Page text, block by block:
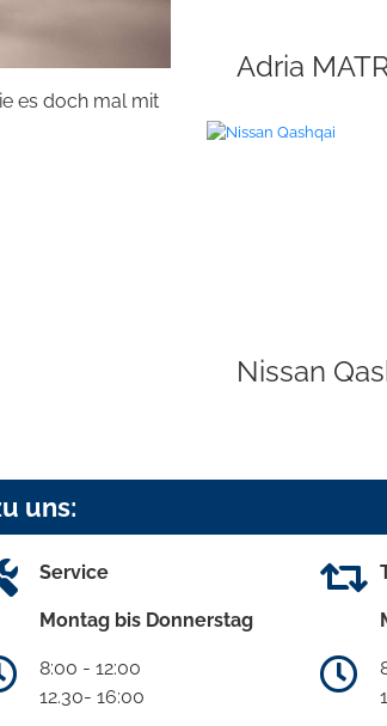
es doch mal mit
Adria
Nissan
uns:
Service
Montag bis Donnerstag
8:00 - 12:00
12.30- 16:00